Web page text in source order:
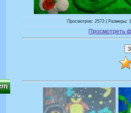
Просмотров: 2573 | Размеры:
Просмотреть